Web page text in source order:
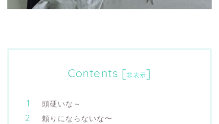
Contents [非表示]
頭硬いな～
頼りにならないな〜